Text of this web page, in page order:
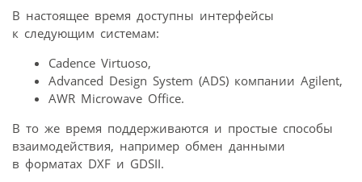
В настоящее время доступны интерфейсы
к следующим системам:
Cadence Virtuoso,
Advanced Design System (ADS) компании Agilent,
AWR Microwave Office.
В то же время поддерживаются и простые способы
взаимодействия, например обмен данными
в форматах DXF и GDSII.